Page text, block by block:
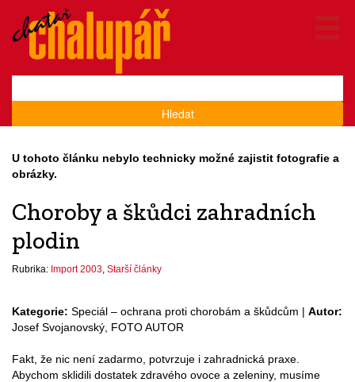
Hledat
U tohoto článku nebylo technicky možné zajistit fotografie a
obrázky.
Choroby a škůdci zahradních
plodin
Rubrika: Import 2003 Starší články
Kategorie: Speciál – ochrana proti chorobám a škůdcům | Autor:
Josef Svojanovský, FOTO AUTOR
Fakt, že nic není zadarmo, potvrzuje i zahradnická praxe.
Abychom sklidili dostatek zdravého ovoce a zeleniny, musíme